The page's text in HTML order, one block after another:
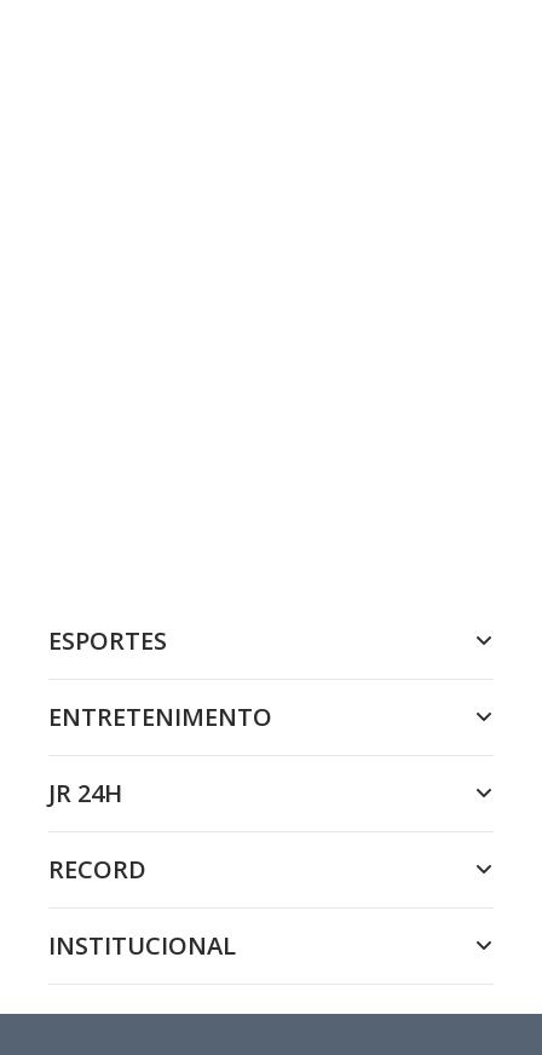
ESPORTES
ENTRETENIMENTO
JR 24H
RECORD
INSTITUCIONAL